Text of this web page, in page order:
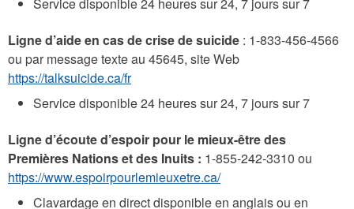
Service disponible 24 heures sur 24, 7 jours sur 7
Ligne d’aide en cas de crise de suicide : 1-833-456-4566
ou par message texte au 45645, site Web
https://talksuicide.ca/fr
Service disponible 24 heures sur 24, 7 jours sur 7
Ligne d’écoute d’espoir pour le mieux-être des
Premières Nations et des Inuits : 1-855-242-3310 ou
https://www.espoirpourlemieuxetre.ca/
Clavardage en direct disponible en anglais ou en